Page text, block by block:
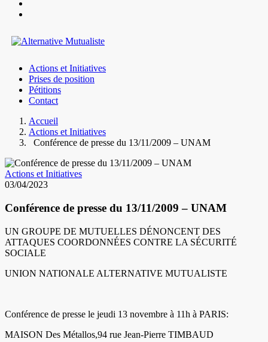
Actions et Initiatives
Prises de position
Pétitions
Contact
Accueil
Actions et Initiatives
Conférence de presse du 13/11/2009 – UNAM
Actions et Initiatives
03/04/2023
Conférence de presse du 13/11/2009 – UNAM
UN GROUPE DE MUTUELLES DÉNONCENT DES
ATTAQUES COORDONNÉES CONTRE LA SÉCURITÉ
SOCIALE
UNION NATIONALE ALTERNATIVE MUTUALISTE
Conférence de presse le jeudi 13 novembre à 11h à PARIS:
MAISON Des Métallos,94 rue Jean-Pierre TIMBAUD